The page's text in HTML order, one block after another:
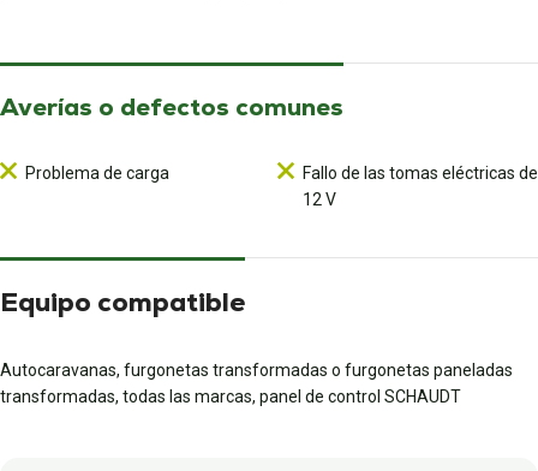
Averías o defectos comunes
Problema de carga
Fallo de las tomas eléctricas de
12 V
Equipo compatible
Autocaravanas, furgonetas transformadas o furgonetas paneladas
transformadas, todas las marcas, panel de control SCHAUDT